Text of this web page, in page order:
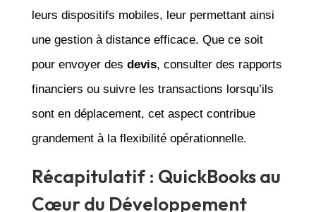
leurs dispositifs mobiles, leur permettant ainsi
une gestion à distance efficace. Que ce soit
pour envoyer des devis, consulter des rapports
financiers ou suivre les transactions lorsqu’ils
sont en déplacement, cet aspect contribue
grandement à la flexibilité opérationnelle.
Récapitulatif : QuickBooks au
Cœur du Développement